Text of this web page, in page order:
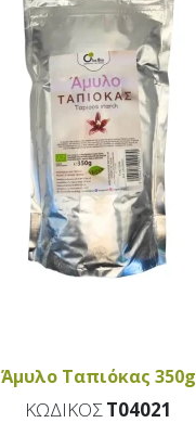
Άμυλο Ταπιόκας 350g
ΚΩΔΙΚΟΣT04021